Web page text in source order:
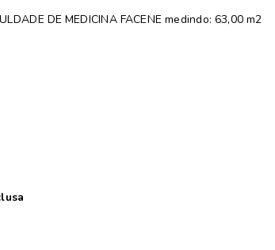
DE MEDICINA FACENE medindo: 63,00 m2